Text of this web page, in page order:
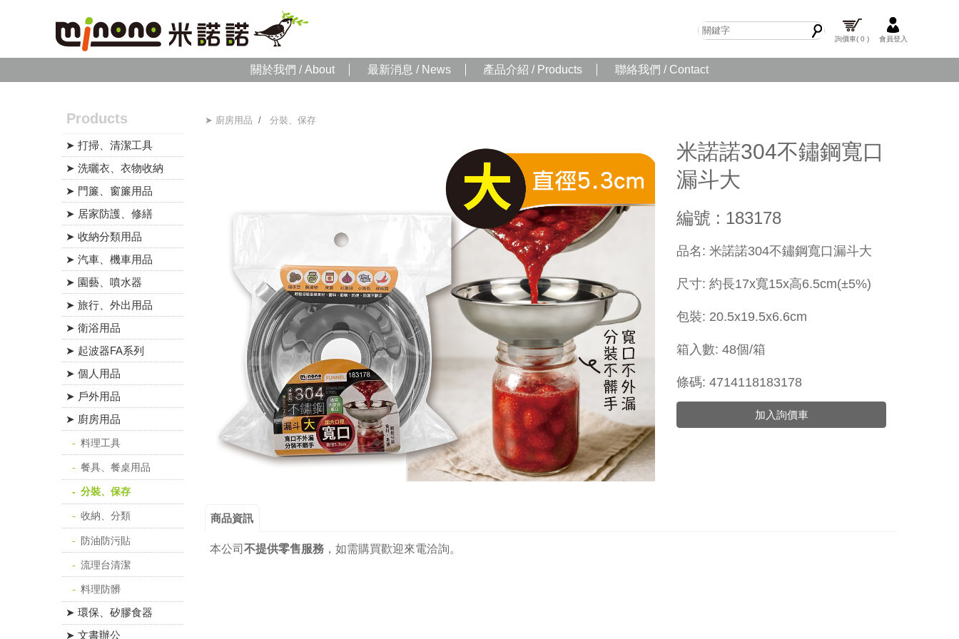
詢價車( 0 ) 會員登入
關於我們 / About 最新消息 / News 產品介紹 / Products 聯絡我們 / Contact
Products
➤ 打掃、清潔工具
➤ 洗曬衣、衣物收納
➤ 門簾、窗簾用品
➤ 居家防護、修繕
➤ 收納分類用品
➤ 汽車、機車用品
➤ 園藝、噴水器
➤ 旅行、外出用品
➤ 衛浴用品
➤ 起波器FA系列
➤ 個人用品
➤ 戶外用品
➤ 廚房用品
料理工具
餐具、餐桌用品
分裝、保存
收納、分類
防油防污貼
流理台清潔
料理防髒
➤ 環保、矽膠食器
➤ 文書辦公
➤ 廚房用品 / 分裝、保存
米諾諾304不鏽鋼寬口
漏斗大
編號 : 183178
品名: 米諾諾304不鏽鋼寬口漏斗大
尺寸: 約長17x寬15x高6.5cm(±5%)
包裝: 20.5x19.5x6.6cm
箱入數: 48個/箱
條碼: 4714118183178
加入詢價車
商品資訊
本公司不提供零售服務 ，如需購買歡迎來電洽詢。